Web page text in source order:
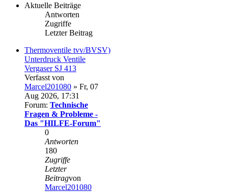
Aktuelle Beiträge
Antworten
Zugriffe
Letzter Beitrag
Thermoventile tvv/BVSV)
Unterdruck Ventile
Vergaser SJ 413
Verfasst von
Marcel201080 » Fr, 07
Aug 2026, 17:31
Forum: Technische
Fragen & Probleme -
Das "HILFE-Forum"
0
Antworten
180
Zugriffe
Letzter
Beitragvon
Marcel201080